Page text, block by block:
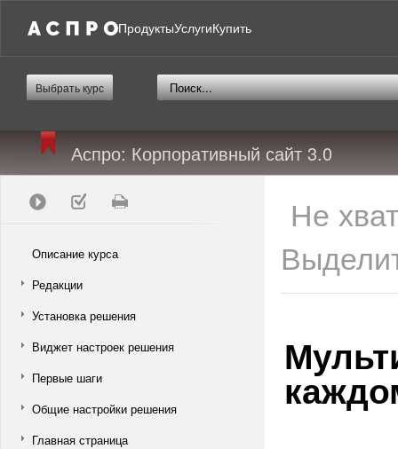
ПродуктыУслугиКупить
Выбрать курс
Аспро: Корпоративный сайт 3.0
Описание курса
Редакции
Установка решения
Виджет настроек решения
Первые шаги
Общие настройки решения
Главная страница
Не